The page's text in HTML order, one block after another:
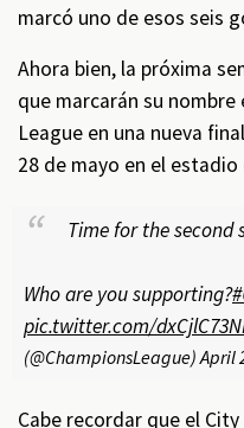
marcó uno de esos seis
Ahora bien, la próxima
que marcarán su
League en una nueva
28 de mayo en el
Time for the second
Who are you supporting?
pic.twitter.com/
(@ChampionsLeague)April
Cabe recordar que el